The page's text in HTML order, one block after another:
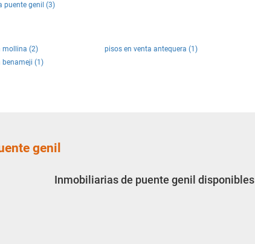
puente genil (3)
mollina (2) pisos en venta antequera (1)
benameji (1)
genil
Inmobiliarias de puente genil disponibles